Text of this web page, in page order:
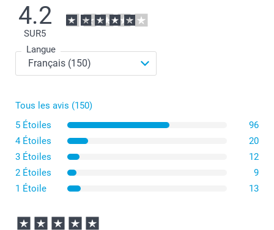
idéalement un portrait ou un gros plan qui se détachera
bien du fond.
montages photos qui pourraient devenir illisibles une
fois imprimés en petit format.
Choisissez une mise en page qui valorise votre photo
selon son format : le modèle hexagonal met en valeur
parfaitement aux photos de groupe ou aux paysages.
Pensez à recadrer votre image pour mettre en avant le
4.2
SUR5
Langue
Tous les avis (150)
5 Étoiles
96
4 Étoiles
20
3 Étoiles
12
2 Étoiles
9
1 Étoile
13